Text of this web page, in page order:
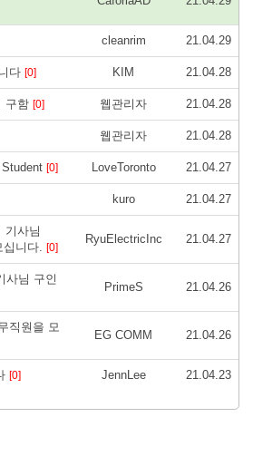
cleanrim 21.04.29
다 [0] KIM 21.04.28
구함 [0] 웹관리자 21.04.28
웹관리자 21.04.28
[0] LoveToronto 21.04.27
kuro 21.04.27
기사님
니다. [0]
RyuElectricInc 21.04.27
사님 구인
PrimeS 21.04.26
직원을 모
EG COMM 21.04.26
[0] JennLee 21.04.23